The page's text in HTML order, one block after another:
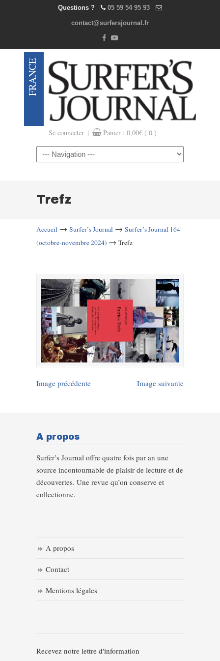
Questions ? 05 59 54 95 93
contact@surfersjournal.fr
Se connecter | Panier : 0,00€ ( 0 )
Navigation
Trefz
Accueil → Surfer’s Journal → Surfer’s Journal 164
(octobre-novembre 2024) → Trefz
Image précédente Image suivante
A propos
Surfer’s Journal offre quatre fois par an une
source incontournable de plaisir de lecture et de
découvertes. Une revue qu’on conserve et
collectionne.
A propos
Contact
Mentions légales
Recevez notre lettre d'information